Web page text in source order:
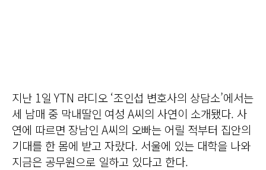
지난 1일 YTN 라디오 ‘조인섭 변호사의 상담소’에서는
세 남매 중 막내딸인 여성 A씨의 사연이 소개됐다. 사
연에 따르면 장남인 A씨의 오빠는 어릴 적부터 집안의
기대를 한 몸에 받고 자랐다. 서울에 있는 대학을 나와
지금은 공무원으로 일하고 있다고 한다.